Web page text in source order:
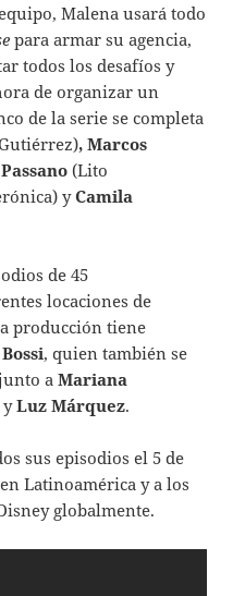
Malena usará todo
para armar su agencia,
todos los desafíos y
de organizar un
de la serie se completa
, Marcos
(Lito
yCamila
de 45
locaciones de
producción tiene
, quien también se
junto aMariana
yLuz Márquez.
sus episodios el 5 de
Latinoamérica y a los
globalmente.